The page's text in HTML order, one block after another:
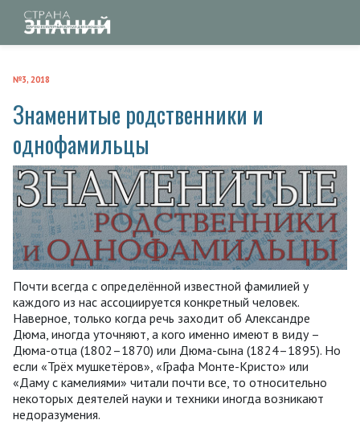
№3, 2018
Знаменитые родственники и
однофамильцы
Почти всегда с определённой известной фамилией у
каждого из нас ассоциируется конкретный человек.
Наверное, только когда речь заходит об Александре
Дюма, иногда уточняют, а кого именно имеют в виду –
Дюма-отца (1802–1870) или Дюма-сына (1824–1895). Но
если «Трёх мушкетёров», «Графа Монте-Кристо» или
«Даму с камелиями» читали почти все, то относительно
некоторых деятелей науки и техники иногда возникают
недоразумения.